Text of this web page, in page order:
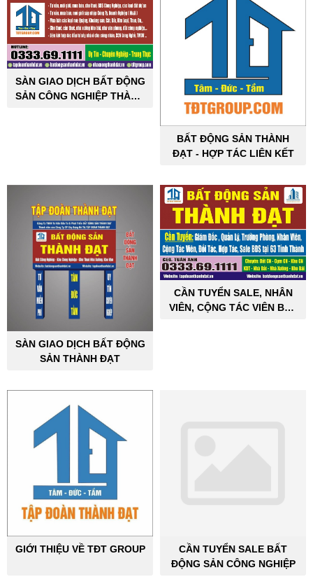
SÀN GIAO DỊCH BẤT ĐỘNG
SẢN CÔNG NGHIỆP THÀNH
BẤT ĐỘNG SẢN THÀNH
ĐẠT - HỢP TÁC LIÊN KẾT
SÀN GIAO DỊCH BẤT ĐỘNG
SẢN THÀNH ĐẠT
CẦN TUYỂN SALE, NHÂN
VIÊN, CỘNG TÁC VIÊN BẤT
GIỚI THIỆU VỀ TĐT GROUP
CẦN TUYỂN SALE BẤT
ĐỘNG SẢN CÔNG NGHIỆP